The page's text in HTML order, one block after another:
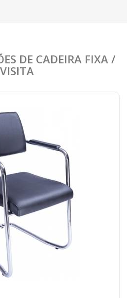
DE CADEIRA FIXA /
VISITA